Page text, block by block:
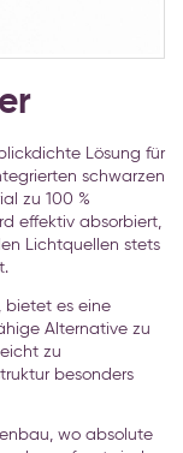
Lösung für
schwarzen
zu 100 %
effektiv absorbiert,
Lichtquellen stets
bietet es eine
Alternative zu
zu
besonders
wo absolute